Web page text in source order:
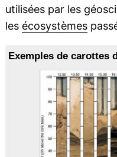
utilisées par les
les écosystèmes
Exemples de carottes